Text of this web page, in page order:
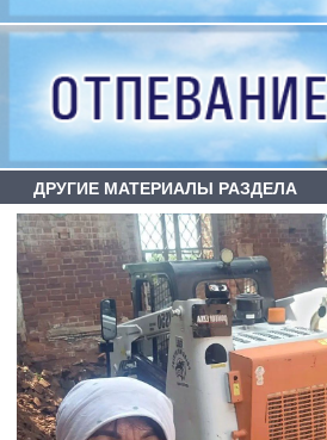
ДРУГИЕ МАТЕРИАЛЫ РАЗДЕЛА